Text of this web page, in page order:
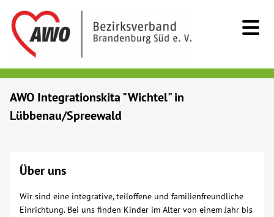
Senioren
Beratung & Hilfe
AWO Integrationskita "Wichtel" in
Lübbenau/Spreewald
Über uns
Wir sind eine integrative, teiloffene und familienfreundliche
Einrichtung. Bei uns finden Kinder im Alter von einem Jahr bis